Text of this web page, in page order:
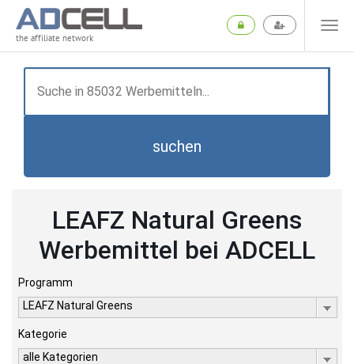
the affiliate network
suchen
LEAFZ Natural Greens
Werbemittel bei ADCELL
Programm
LEAFZ Natural Greens
Kategorie
alle Kategorien